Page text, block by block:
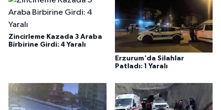
Zincirleme Kazada 3 Araba
Birbirine Girdi: 4 Yaralı
Erzurum'da Silahlar
Patladı: 1 Yaralı